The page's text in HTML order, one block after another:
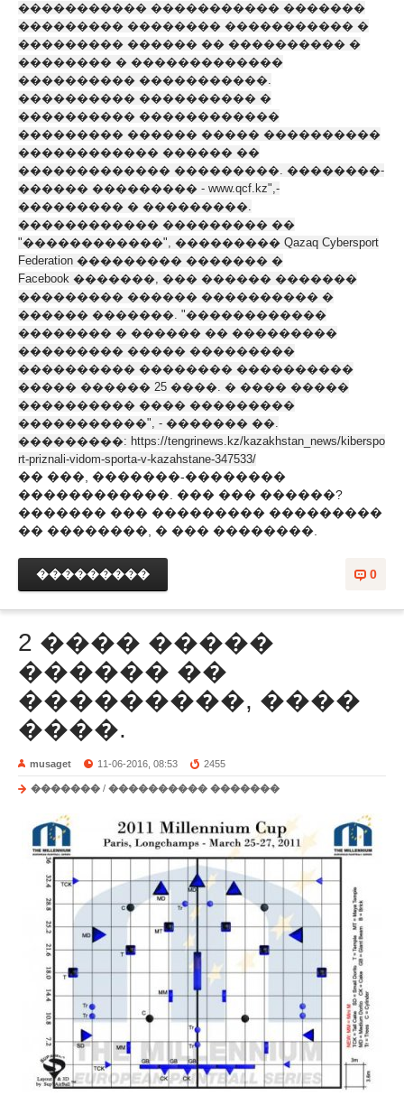
����������� ����������� �������
��������� �������� ����������� �
��������� ������ �� ���������� �
�������� � �������������
���������� �����������.
���������� ���������� �
���������� ������������
��������� ������ ����� ����������
������������ ������ ��
������������� ���������. ��������-
������ ��������� - www.qcf.kz",-
��������� � ���������.
������������ ��������� ��
"������������", ��������� Qazaq Cybersport
Federation ��������� ������� �
Facebook �������, ��� ������ �������
��������� ������ ���������� �
������ �������. "������������
�������� � ������ �� ���������
��������� ����� ���������
���������� �������� ����������
����� ������ 25 ����. � ���� �����
���������� ���� ���������
�����������", - ������� ��.
���������: https://tengrinews.kz/kazakhstan_news/kiberspo
rt-priznali-vidom-sporta-v-kazahstane-347533/
�� ���, �������-��������
������������. ��� ��� ������?
������� ��� ��������� ���������
�� ��������, � ��� ��������.
0
���������
2 ���� �����
������ ��
���������, ����
����.
musaget 11-06-2016, 08:53 2455
������� / ���������� �������